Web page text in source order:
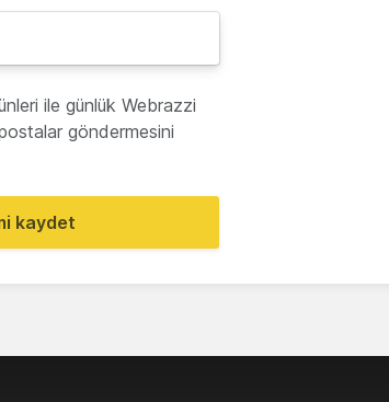
ile günlük Webrazzi
göndermesini
kaydet